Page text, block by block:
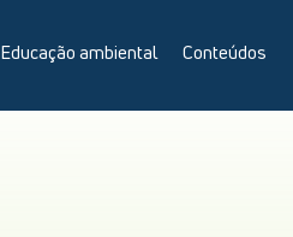
Educação ambiental Conteúdos